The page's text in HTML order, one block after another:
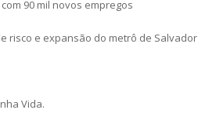
90 mil novos empregos
risco e expansão do metrô de Salvador
Vida.